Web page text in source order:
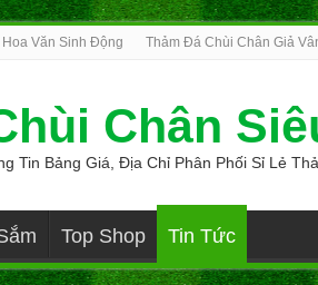
Văn Sinh Động Thảm Đá Chùi Chân Giả
Chân
Tin Bảng Giá, Địa Chỉ Phân Phối Sỉ Lẻ
Top Shop Tin Tức